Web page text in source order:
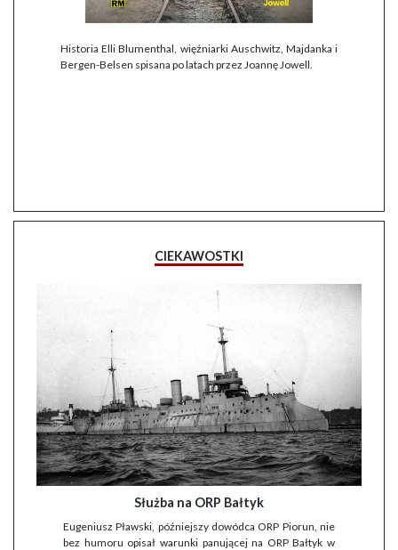
Historia Elli Blumenthal, więźniarki Auschwitz, Majdanka i
Bergen-Belsen spisana po latach przez Joannę Jowell.
CIEKAWOSTKI
Służba na ORP Bałtyk
Eugeniusz Pławski, późniejszy dowódca ORP Piorun, nie
bez humoru opisał warunki panującej na ORP Bałtyk w